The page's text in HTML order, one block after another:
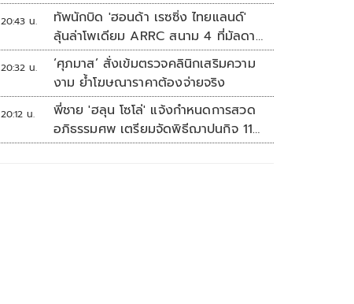
20:43 น.
ทัพนักบิด 'ฮอนด้า เรซซิ่ง ไทยแลนด์'
ลุ้นล่าโพเดียม ARRC สนาม 4 ที่มัลดาลิ
กา
20:32 น.
‘ศุภมาส’ สั่งเข้มตรวจคลินิกเสริมความ
งาม ย้ำโฆษณาราคาต้องจ่ายจริง
20:12 น.
พี่ชาย 'ฮลุน โซโล่' แจ้งกำหนดการสวด
อภิธรรมศพ เตรียมจัดพิธีฌาปนกิจ 11
ส.ค.